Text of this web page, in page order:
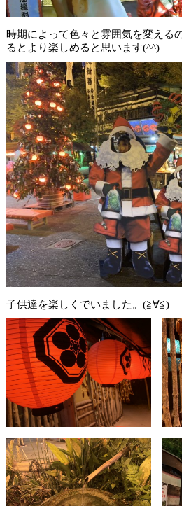
時期によって色々と雰囲気を変える
るとより楽しめると思います(^^)
子供達を楽しくでいました。(≧∀≦)